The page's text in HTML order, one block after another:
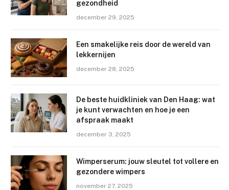
gezondheid
december 29, 2025
Een smakelijke reis door de wereld van
lekkernijen
december 28, 2025
De beste huidkliniek van Den Haag: wat
je kunt verwachten en hoe je een
afspraak maakt
december 3, 2025
Wimperserum: jouw sleutel tot vollere en
gezondere wimpers
november 27, 2025